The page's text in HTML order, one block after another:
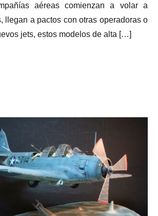
aéreas comienzan a volar a
llegan a pactos con otras operadoras o
jets, estos modelos de alta […]